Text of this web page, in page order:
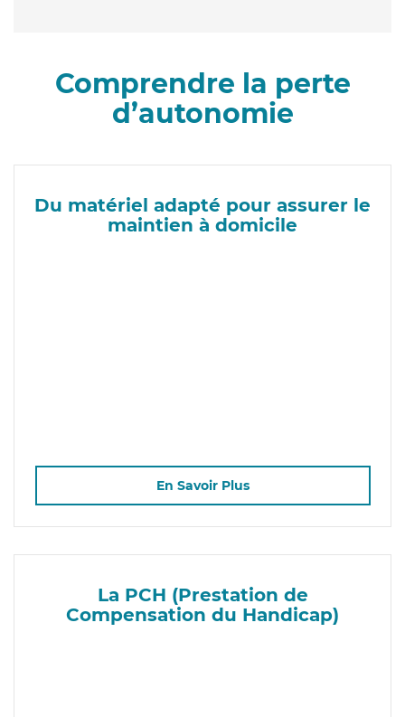
Comprendre la perte
d’autonomie
Du matériel adapté pour assurer le
maintien à domicile
En Savoir Plus
La PCH (Prestation de
Compensation du Handicap)